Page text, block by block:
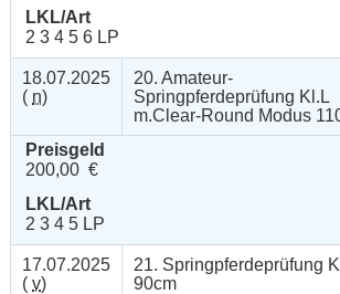
LKL/Art
2 3 4 5 6 LP
18.07.2025
( n)
20. Amateur-
Springpferdeprüfung Kl.L
m.Clear-Round Modus
Preisgeld
200,00 €
LKL/Art
2 3 4 5 LP
17.07.2025
( v)
21. Springpferdeprüfung
90cm